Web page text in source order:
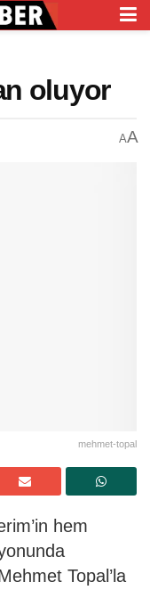
oluyor
AA
mehmet-topal
hem
Topal’la